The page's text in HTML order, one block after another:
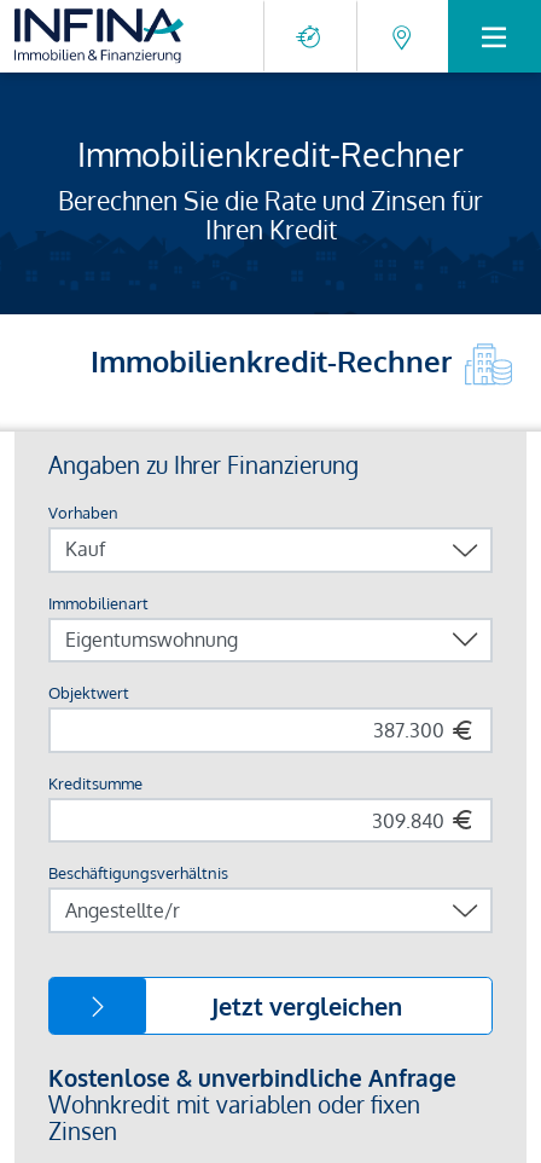
Immobilienkredit-Rechner
Berechnen Sie die Rate und Zinsen für
Ihren Kredit
Immobilienkredit-Rechner